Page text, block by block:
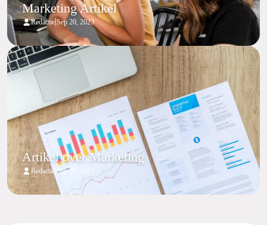
Marketing Artikel
Redactie|Sep 20, 2023
Artikel over Marketing
Redactie Sep 20, 2023